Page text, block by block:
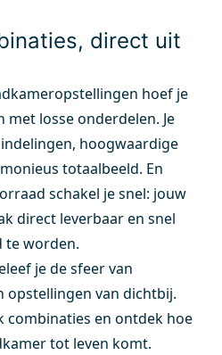
direct uit
hoef je
met losse onderdelen. Je
hoogwaardige
totaalbeeld. En
schakel je snel: jouw
direct leverbaar en snel
te worden.
je de sfeer van
opstellingen van dichtbij.
combinaties en ontdek hoe
tot leven komt.